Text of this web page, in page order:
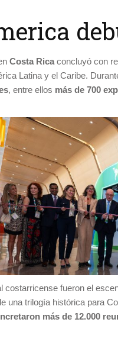
Costa Rica concluyó con
Latina y el Caribe.
, entre ellos más de 700
costarricense fueron el
una trilogía histórica para
más de 12.000